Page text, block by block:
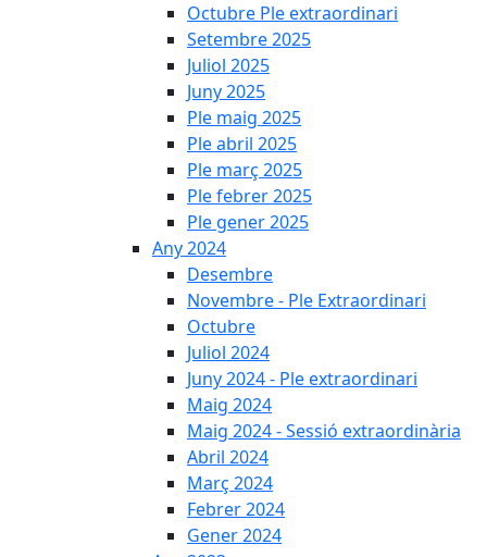
Octubre Ple extraordinari
Setembre 2025
Juliol 2025
Juny 2025
Ple maig 2025
Ple abril 2025
Ple març 2025
Ple febrer 2025
Ple gener 2025
Any 2024
Desembre
Novembre - Ple Extraordinari
Octubre
Juliol 2024
Juny 2024 - Ple extraordinari
Maig 2024
Maig 2024 - Sessió extraordinària
Abril 2024
Març 2024
Febrer 2024
Gener 2024